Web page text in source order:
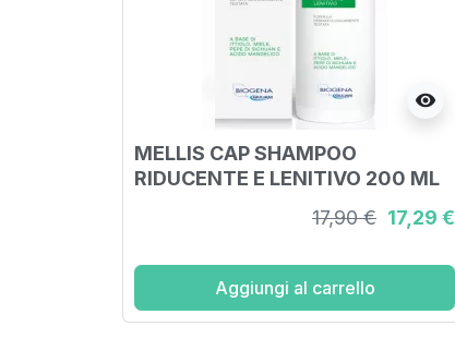
visibility
MELLIS CAP SHAMPOO
RIDUCENTE E LENITIVO 200 ML
17,90 € 17,29 €
Aggiungi al carrello